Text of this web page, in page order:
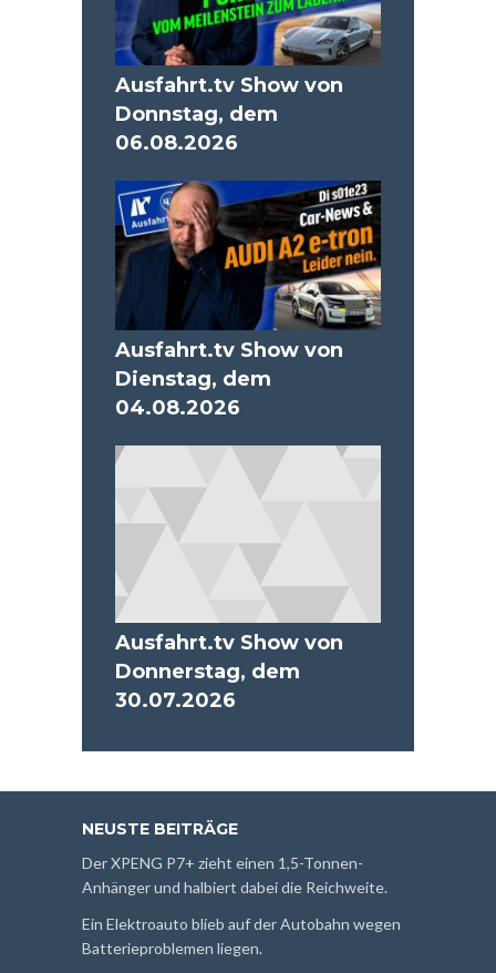
Ausfahrt.tv Show von
Donnstag, dem
06.08.2026
Ausfahrt.tv Show von
Dienstag, dem
04.08.2026
Ausfahrt.tv Show von
Donnerstag, dem
30.07.2026
NEUSTE BEITRÄGE
Der XPENG P7+ zieht einen 1,5-Tonnen-
Anhänger und halbiert dabei die Reichweite.
Ein Elektroauto blieb auf der Autobahn wegen
Batterieproblemen liegen.